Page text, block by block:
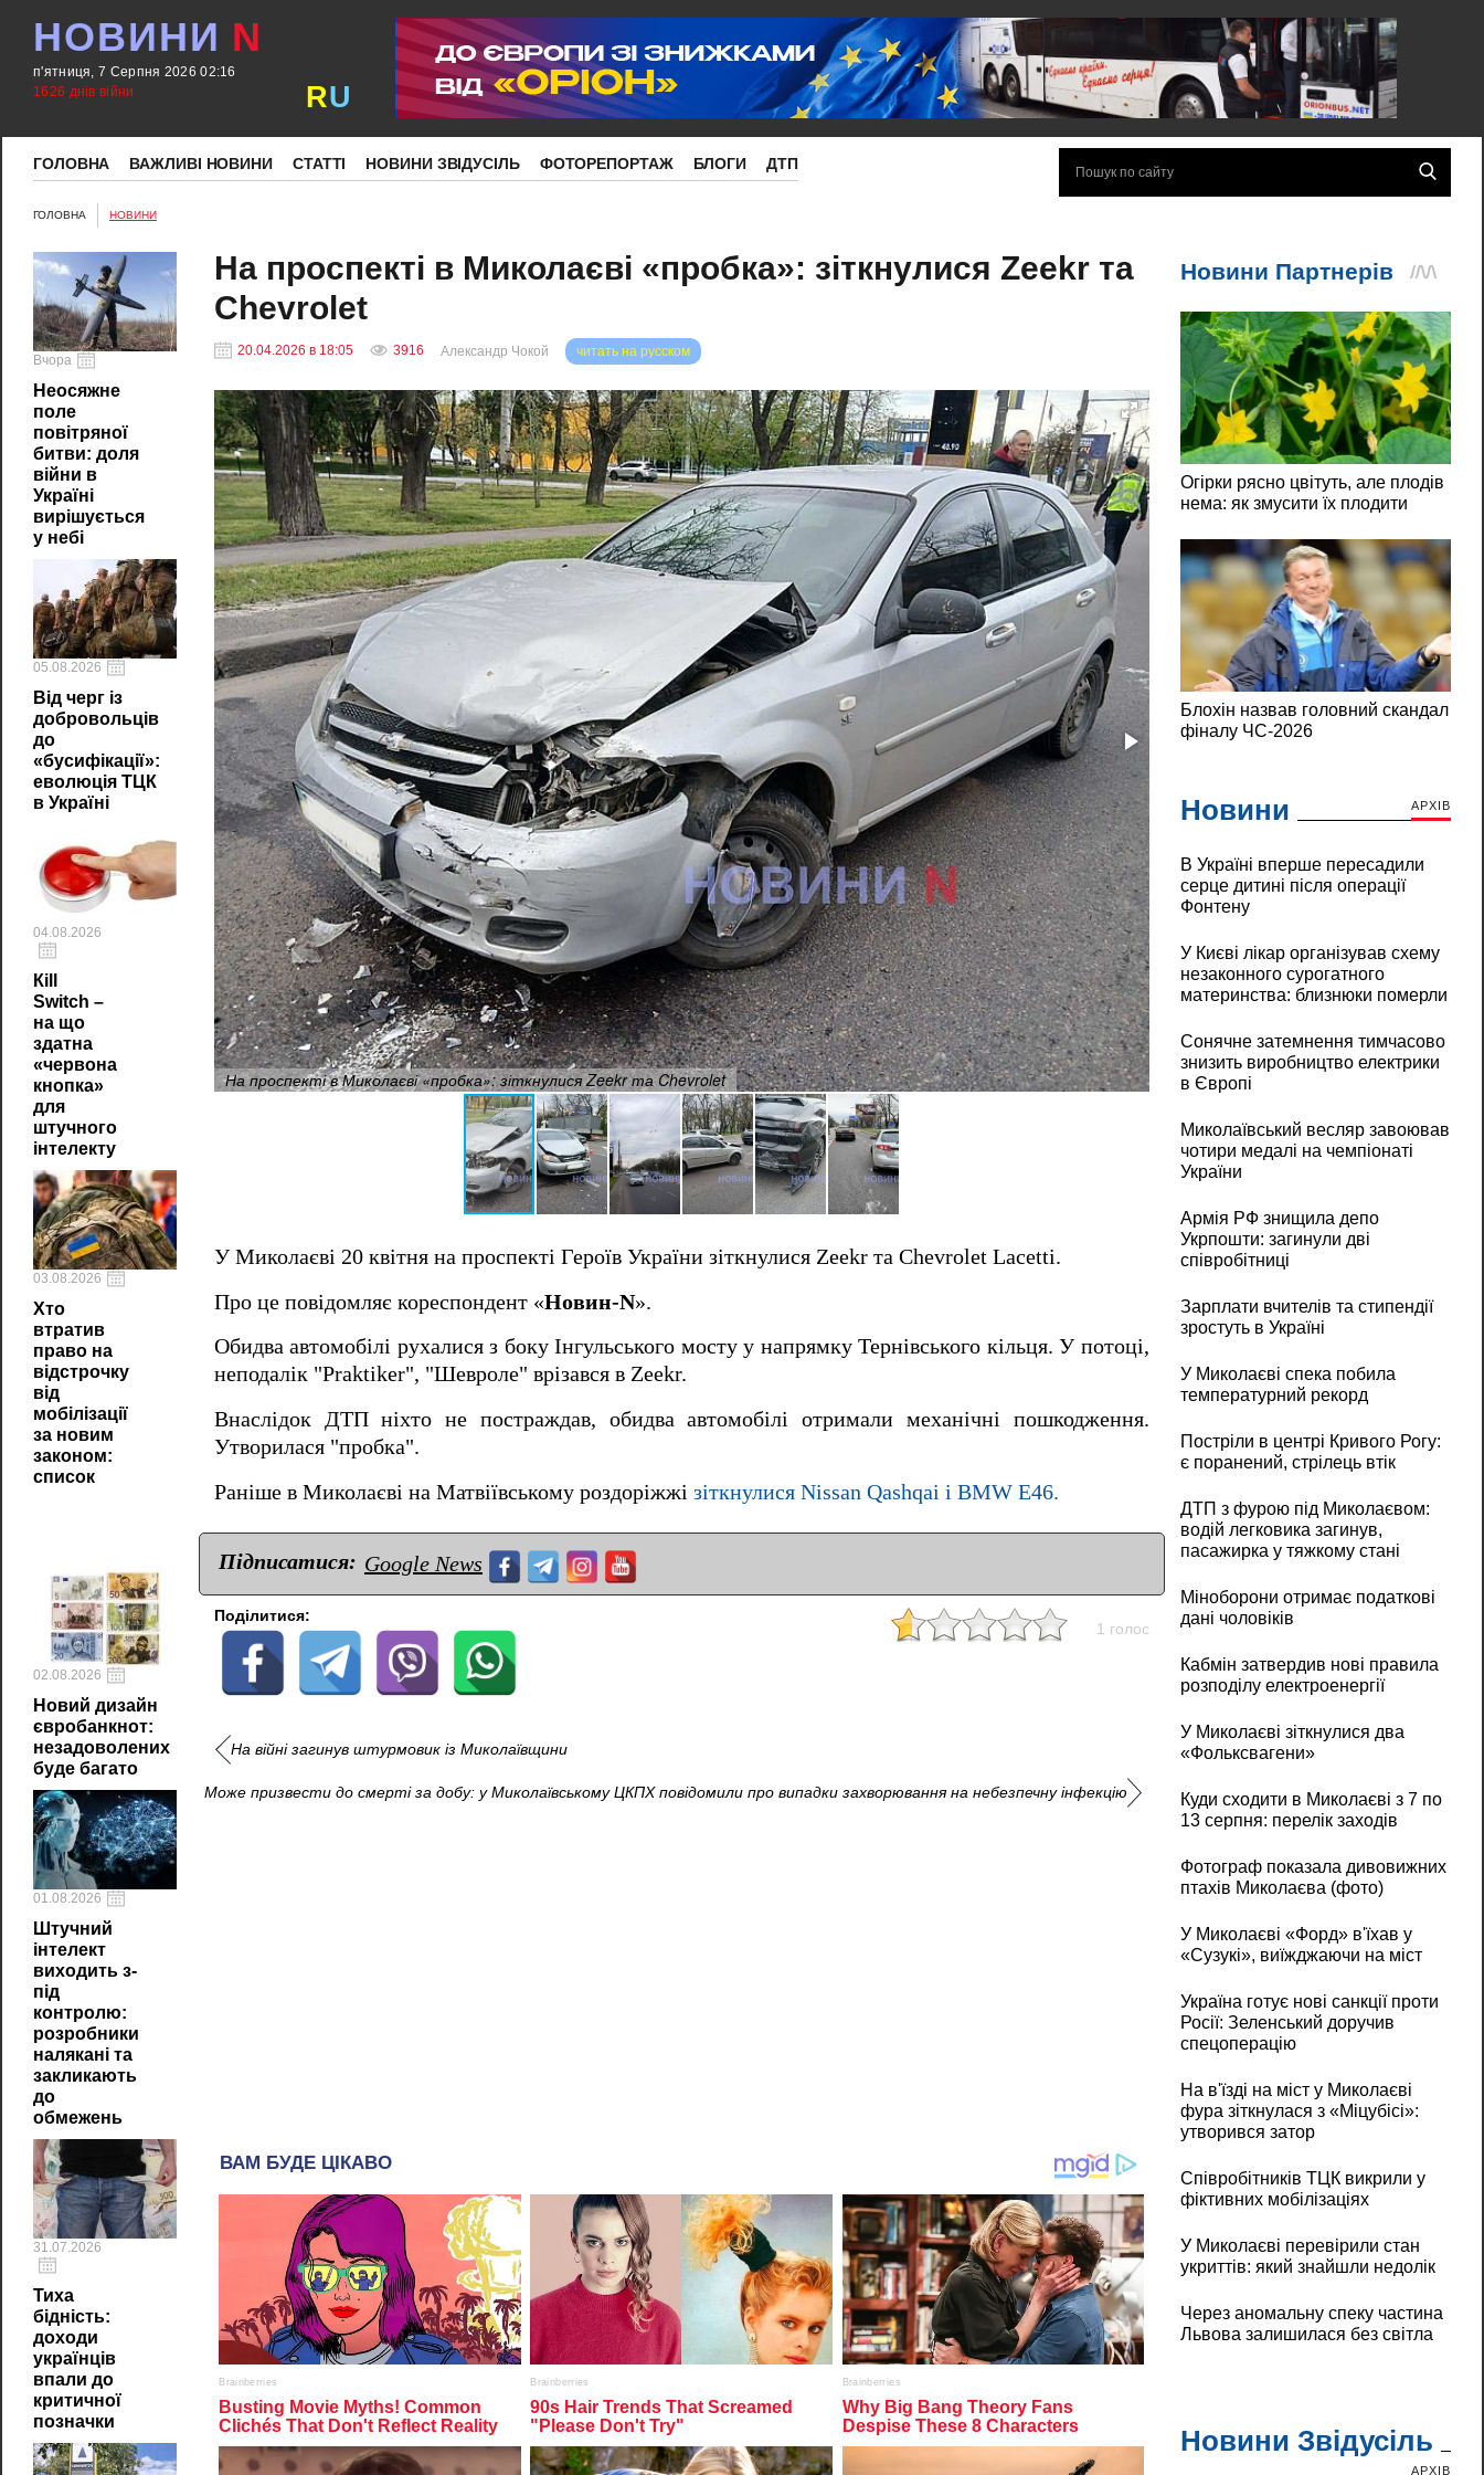
НОВИНИ N
п'ятниця, 7 Серпня 2026 02:16
1626 днів війни
RU
ГОЛОВНА ВАЖЛИВІ НОВИНИ СТАТТІ НОВИНИ ЗВІДУСІЛЬ ФОТОРЕПОРТАЖ БЛОГИ ДТП
ГОЛОВНА НОВИНИ
Вчора
Неосяжне
поле
повітряної
битви: доля
війни в
Україні
вирішується
у небі
05.08.2026
Від черг із
добровольців
до
«бусифікації»:
еволюція ТЦК
в Україні
04.08.2026
Кill
Switch –
на що
здатна
«червона
кнопка»
для
штучного
інтелекту
03.08.2026
Хто
втратив
право на
відстрочку
від
мобілізації
за новим
законом:
список
02.08.2026
Новий дизайн
євробанкнот:
незадоволених
буде багато
01.08.2026
Штучний
інтелект
виходить з-
під
контролю:
розробники
налякані та
закликають
до
обмежень
31.07.2026
Тиха
бідність:
доходи
українців
впали до
критичної
позначки
На проспекті в Миколаєві «пробка»: зіткнулися Zeekr та
Chevrolet
20.04.2026 в 18:05 3916 читать на русском
Александр Чокой
На проспекті в Миколаєві «пробка»: зіткнулися Zeekr та Chevrolet На проспекті в Миколаєві «пробка»:
У Миколаєві 20 квітня на проспекті Героїв України зіткнулися Zeekr та Chevrolet Lacetti.
Про це повідомляє кореспондент «Новин-N».
Обидва автомобілі рухалися з боку Інгульського мосту у напрямку Тернівського кільця. У потоці,
неподалік "Praktiker", "Шевроле" врізався в Zeekr.
Внаслідок ДТП ніхто не постраждав, обидва автомобілі отримали механічні пошкодження.
Утворилася "пробка".
Раніше в Миколаєві на Матвіївському роздоріжжі зіткнулися Nissan Qashqai і BMW E46.
Підписатися: Google News
Поділитися:
1 голос
На війні загинув штурмовик із Миколаївщини
Може призвести до смерті за добу: у Миколаївському ЦКПХ повідомили про випадки захворювання на небезпечну інфекцію
Новини АРХІВ
В Україні вперше пересадили
серце дитині після операції
Фонтену
У Києві лікар організував схему
незаконного сурогатного
материнства: близнюки померли
Сонячне затемнення тимчасово
знизить виробництво електрики
в Європі
Миколаївський весляр завоював
чотири медалі на чемпіонаті
України
Армія РФ знищила депо
Укрпошти: загинули дві
співробітниці
Зарплати вчителів та стипендії
зростуть в Україні
У Миколаєві спека побила
температурний рекорд
Постріли в центрі Кривого Рогу:
є поранений, стрілець втік
ДТП з фурою під Миколаєвом:
водій легковика загинув,
пасажирка у тяжкому стані
Міноборони отримає податкові
дані чоловіків
Кабмін затвердив нові правила
розподілу електроенергії
У Миколаєві зіткнулися два
«Фольксвагени»
Куди сходити в Миколаєві з 7 по
13 серпня: перелік заходів
Фотограф показала дивовижних
птахів Миколаєва (фото)
У Миколаєві «Форд» в'їхав у
«Сузукі», виїжджаючи на міст
Україна готує нові санкції проти
Росії: Зеленський доручив
спецоперацію
На в'їзді на міст у Миколаєві
фура зіткнулася з «Міцубісі»:
утворився затор
Співробітників ТЦК викрили у
фіктивних мобілізаціях
У Миколаєві перевірили стан
укриттів: який знайшли недолік
Через аномальну спеку частина
Львова залишилася без світла
Новини Звідусіль
АРХІВ